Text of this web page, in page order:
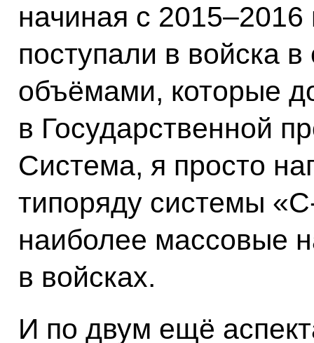
начиная с
поступали в войска
объёмами, которые
в Государственной
Система, я просто
типоряду системы
наиболее массовые
в войсках.
И по двум ещё